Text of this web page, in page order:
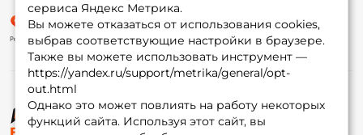
сервиса Яндекс Метрика.
Вы можете отказаться от использования cookies,
выбрав соответствующие настройки в браузере.
Также вы можете использовать инструмент —
https://yandex.ru/support/metrika/general/opt-
out.html
Однако это может повлиять на работу некоторых
функций сайта. Используя этот сайт, вы
© ФоксФишинг, 2009-2026